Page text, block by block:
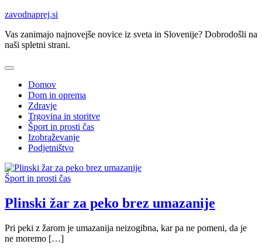
Skip
content
zavodnaprej.si
Vas zanimajo najnovejše novice iz sveta in Slovenije? Dobrodošli na
naši spletni strani.
Domov
Dom in oprema
Zdravje
Trgovina in storitve
Šport in prosti čas
Izobraževanje
Podjetništvo
Šport in prosti čas
Plinski žar za peko brez umazanije
Pri peki z žarom je umazanija neizogibna, kar pa ne pomeni, da je
ne moremo […]